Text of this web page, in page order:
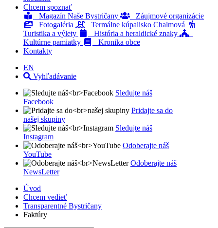
Chcem spoznať
Magazín Naše Bystričany
Záujmové organizácie
Fotogaléria
Termálne kúpalisko Chalmová
Turistika a výlety
História a heraldické znaky
Kultúrne pamiatky
Kronika obce
Kontakty
EN
Vyhľadávanie
Sledujte náš
Facebook
Pridajte sa do
našej skupiny
Sledujte náš
Instagram
Odoberajte náš
YouTube
Odoberajte náš
NewsLetter
Úvod
Chcem vedieť
Transparentné Bystričany
Faktúry